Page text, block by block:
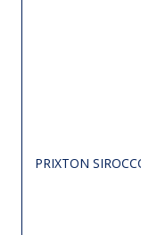
PRIXTON